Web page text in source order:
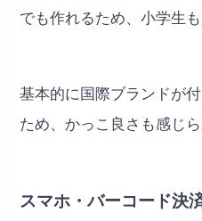
でも作れるため、小学生
基本的に国際ブランドが
ため、かっこ良さも感じら
スマホ・バーコード決